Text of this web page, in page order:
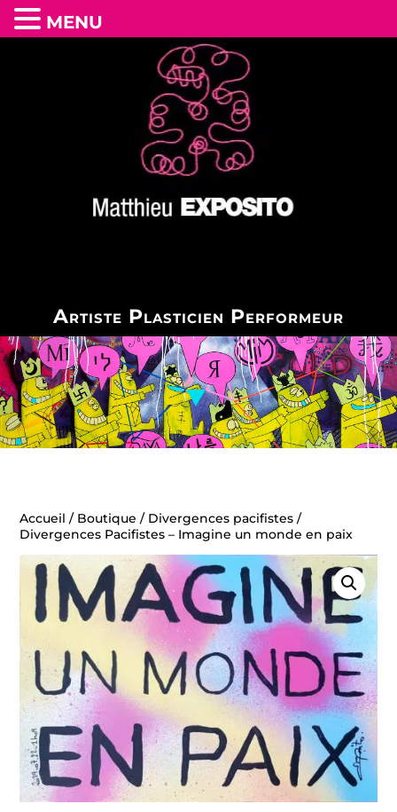
Artiste Plasticien Performeur
Accueil / Boutique / Divergences pacifistes /
Divergences Pacifistes – Imagine un monde en paix
MENU